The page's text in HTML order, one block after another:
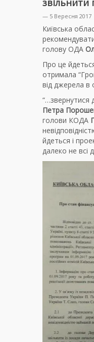
звільнити
— 5 Вересня 2017
Київська
голову ОДА
Про це
отримала
від джерела в
“…звернутися
Петра
голови КОДА
йдеться і
далеко не всі